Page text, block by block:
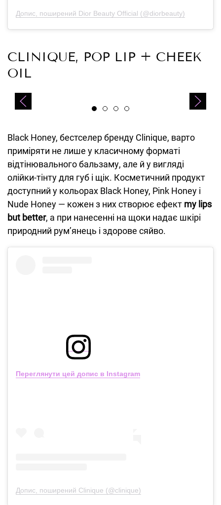
Допис, поширений Dior Beauty Official (@diorbeauty)
CLINIQUE, POP LIP + CHEEK
OIL
Black Honey, бестселер бренду Clinique, варто
приміряти не лише у класичному форматі
відтінювального бальзаму, але й у вигляді
олійки-тінту для губ і щік. Косметичний продукт
доступний у кольорах Black Honey, Pink Honey і
Nude Honey — кожен з них створює ефект my lips
but better, а при нанесенні на щоки надає шкірі
природний румʼянець і здорове сяйво.
Переглянути цей допис в Instagram
Допис, поширений Clinique (@clinique)